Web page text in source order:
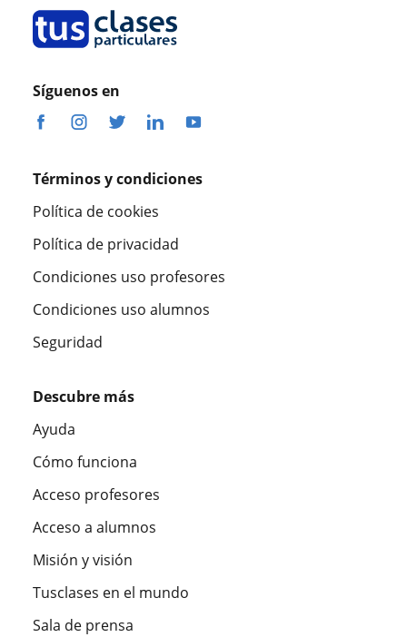
Síguenos en
Términos y condiciones
Política de cookies
Política de privacidad
Condiciones uso profesores
Condiciones uso alumnos
Seguridad
Descubre más
Ayuda
Cómo funciona
Acceso profesores
Acceso a alumnos
Misión y visión
Tusclases en el mundo
Sala de prensa